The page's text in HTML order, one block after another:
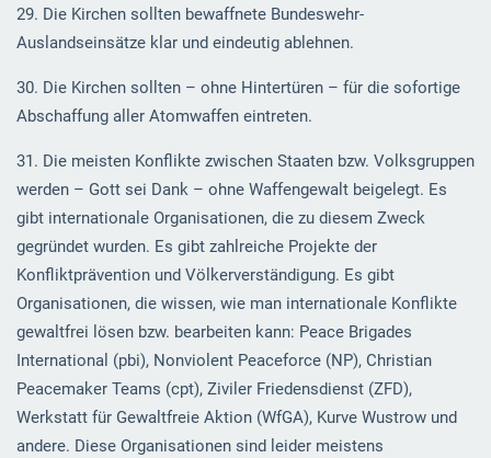
29. Die Kirchen sollten bewaffnete Bundeswehr-
Auslandseinsätze klar und eindeutig ablehnen.
30. Die Kirchen sollten – ohne Hintertüren – für die sofortige
Abschaffung aller Atomwaffen eintreten.
31. Die meisten Konflikte zwischen Staaten bzw. Volksgruppen
werden – Gott sei Dank – ohne Waffengewalt beigelegt. Es
gibt internationale Organisationen, die zu diesem Zweck
gegründet wurden. Es gibt zahlreiche Projekte der
Konfliktprävention und Völkerverständigung. Es gibt
Organisationen, die wissen, wie man internationale Konflikte
gewaltfrei lösen bzw. bearbeiten kann: Peace Brigades
International (pbi), Nonviolent Peaceforce (NP), Christian
Peacemaker Teams (cpt), Ziviler Friedensdienst (ZFD),
Werkstatt für Gewaltfreie Aktion (WfGA), Kurve Wustrow und
andere. Diese Organisationen sind leider meistens